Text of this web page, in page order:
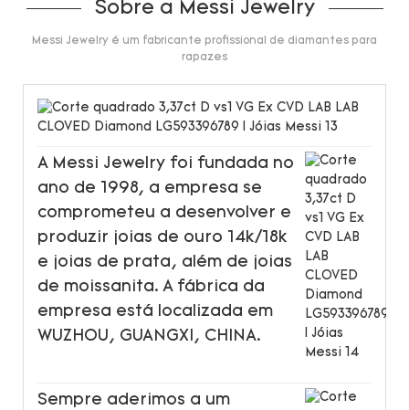
Sobre a Messi Jewelry
Messi Jewelry é um fabricante profissional de diamantes para
rapazes
A Messi Jewelry foi fundada no
ano de 1998, a empresa se
comprometeu a desenvolver e
produzir joias de ouro 14k/18k
e joias de prata, além de joias
de moissanita. A fábrica da
empresa está localizada em
WUZHOU, GUANGXI, CHINA.
Sempre aderimos a um